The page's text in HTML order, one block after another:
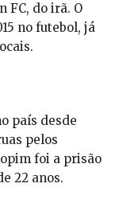
FC, do irã. O
no futebol, já
país desde
pelos
foi a prisão
22 anos.